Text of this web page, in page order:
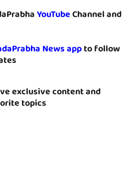
YouTubeChannel and
News appto follow
exclusive content and
topics